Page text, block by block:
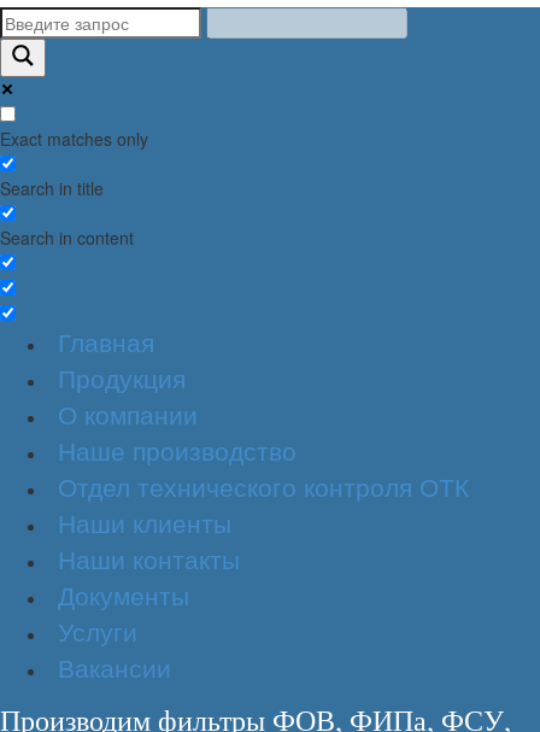
Exact matches only
Search in title
Search in content
Главная
Продукция
О компании
Наше производство
Отдел технического контроля ОТК
Наши клиенты
Наши контакты
Документы
Услуги
Вакансии
Производим фильтры ФОВ, ФИПа, ФСУ,